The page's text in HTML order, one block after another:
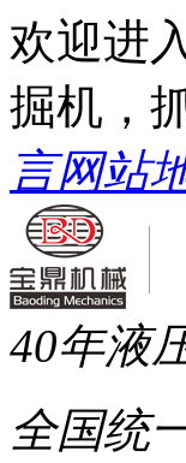
欢迎进
掘机，
言网站
40年液
全国统